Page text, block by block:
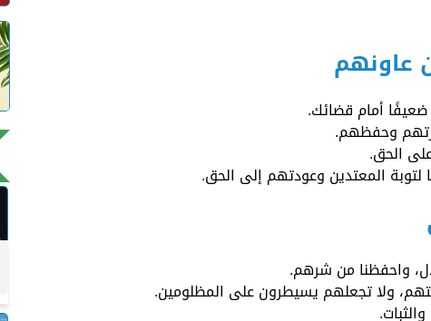
عاونهم
أمام قضائك.
وحفظهم.
الحق.
المعتدين وعودتهم إلى الحق.
واحفظنا من شرهم.
ولا تجعلهم يسيطرون على المظلومين.